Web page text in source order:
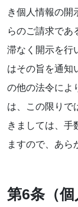
き個人情報の開
らのご請求であ
滞なく開示を行
はその旨を通知
の他の法令によ
は、この限りで
きましては、手
ますので、あら
第6条（